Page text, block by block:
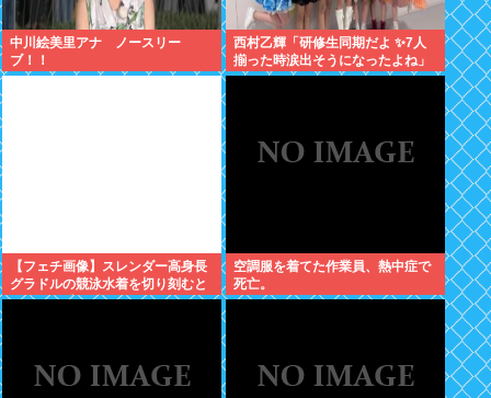
中川絵美里アナ ノースリー
ブ！！
西村乙輝「研修生同期だよ ✨7人
揃った時涙出そうになったよね」
【フェチ画像】スレンダー高身長
グラドルの競泳水着を切り刻むと
ヌルヌル 大開脚×マッサージ
空調服を着てた作業員、熱中症で
死亡。